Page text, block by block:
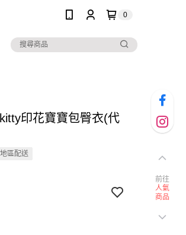
0
印花寶寶包臀衣(代
區配送
前往
人氣
商品